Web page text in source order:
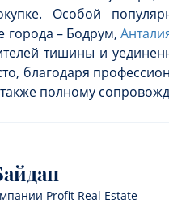
Особой
города – Бодрум,
тишины и
благодаря
полному
Profit Real Estate